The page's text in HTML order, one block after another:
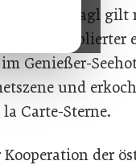
Lukas Nagl
So
Genießer-
und
Carte-Sterne.
der